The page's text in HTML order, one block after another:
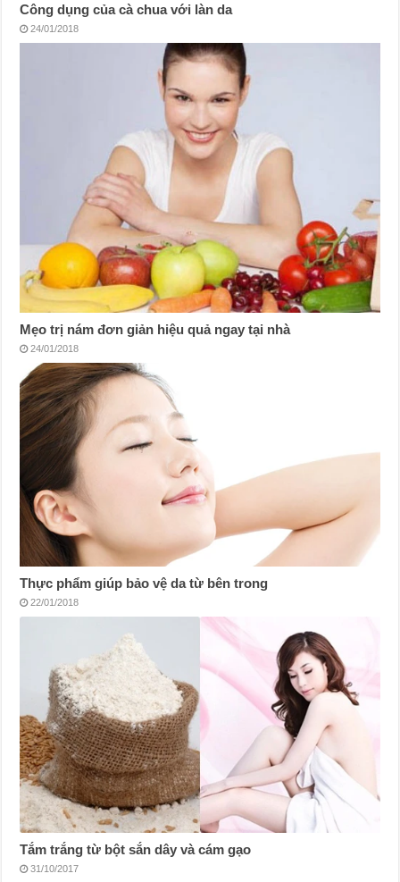
Công dụng của cà chua với làn da
24/01/2018
Mẹo trị nám đơn giản hiệu quả ngay tại nhà
24/01/2018
Thực phẩm giúp bảo vệ da từ bên trong
22/01/2018
Tắm trắng từ bột sắn dây và cám gạo
31/10/2017